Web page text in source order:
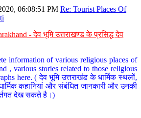
06:08:51 PM Re: Tourist Places Of
- देव भूमि उत्तराखण्ड के प्रसिद्ध देव
information of various religious places of
, various stories related to those religious
here. ( देव भूमि उत्तराखंड के धार्मिक स्थलों,
कहानियां और संबंधित जानकारी और उनकी
देख सकते है।)